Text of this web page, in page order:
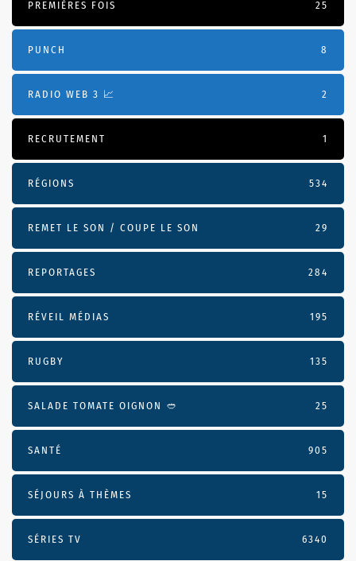
PREMIÈRES FOIS 25
PUNCH 8
RADIO WEB 3 📈 2
RECRUTEMENT 1
RÉGIONS 534
REMET LE SON / COUPE LE SON 29
REPORTAGES 284
RÉVEIL MÉDIAS 195
RUGBY 135
SALADE TOMATE OIGNON 🥙 25
SANTÉ 905
SÉJOURS À THÈMES 15
SÉRIES TV 6340